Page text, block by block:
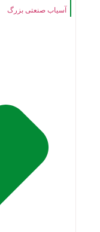
آسیاب صنعتی بزرگ